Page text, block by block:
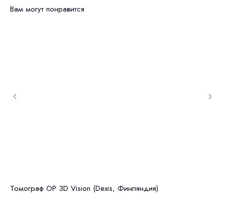
Вам могут понравится
Томограф OP 3D Vision (Dexis, Финляндия)